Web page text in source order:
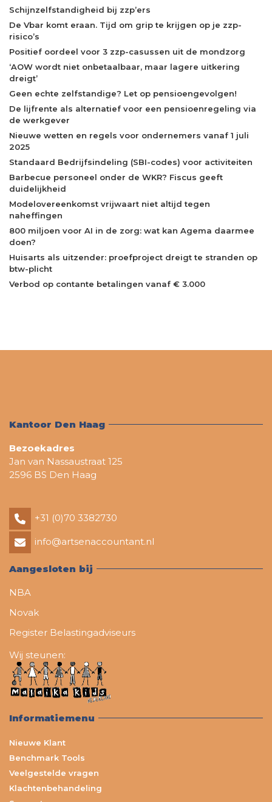
Schijnzelfstandigheid bij zzp’ers
De Vbar komt eraan. Tijd om grip te krijgen op je zzp-
risico’s
Positief oordeel voor 3 zzp-casussen uit de mondzorg
‘AOW wordt niet onbetaalbaar, maar lagere uitkering
dreigt’
Geen echte zelfstandige? Let op pensioengevolgen!
De lijfrente als alternatief voor een pensioenregeling via
de werkgever
Nieuwe wetten en regels voor ondernemers vanaf 1 juli
2025
Standaard Bedrijfsindeling (SBI-codes) voor activiteiten
Barbecue personeel onder de WKR? Fiscus geeft
duidelijkheid
Modelovereenkomst vrijwaart niet altijd tegen
naheffingen
800 miljoen voor AI in de zorg: wat kan Agema daarmee
doen?
Huisarts als uitzender: proefproject dreigt te stranden op
btw-plicht
Verbod op contante betalingen vanaf € 3.000
Kantoor Den Haag
Bezoekadres
Jan van Nassaustraat 125
2596 BS Den Haag
+31 (0)70 3382730
info@artsenaccountant.nl
Aangesloten bij
NBA
Novak
Register Belastingadviseurs
Wij steunen:
Informatiemenu
Nieuwe Klant
Benchmark Tools
Veelgestelde vragen
Klachtenbehandeling